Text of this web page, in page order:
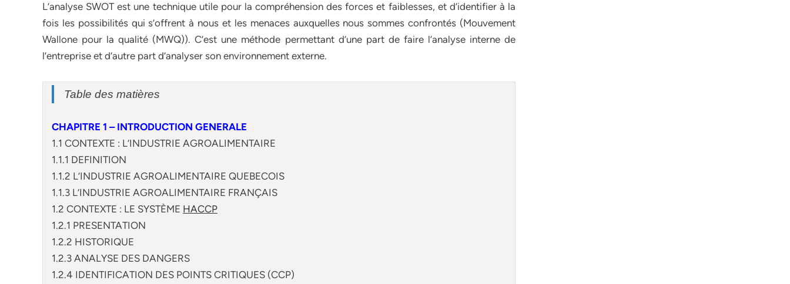
L’analyse SWOT est une technique utile pour la compréhension des forces et faiblesses, et d’identifier à la
fois les possibilités qui s’offrent à nous et les menaces auxquelles nous sommes confrontés (Mouvement
Wallone pour la qualité (MWQ)). C’est une méthode permettant d’une part de faire l’analyse interne de
l’entreprise et d’autre part d’analyser son environnement externe.
Table des matières
CHAPITRE 1 – INTRODUCTION GENERALE
1.1 CONTEXTE : L’INDUSTRIE AGROALIMENTAIRE
1.1.1 DEFINITION
1.1.2 L’INDUSTRIE AGROALIMENTAIRE QUEBECOIS
1.1.3 L’INDUSTRIE AGROALIMENTAIRE FRANÇAIS
1.2 CONTEXTE : LE SYSTÈME HACCP
1.2.1 PRESENTATION
1.2.2 HISTORIQUE
1.2.3 ANALYSE DES DANGERS
1.2.4 IDENTIFICATION DES POINTS CRITIQUES (CCP)